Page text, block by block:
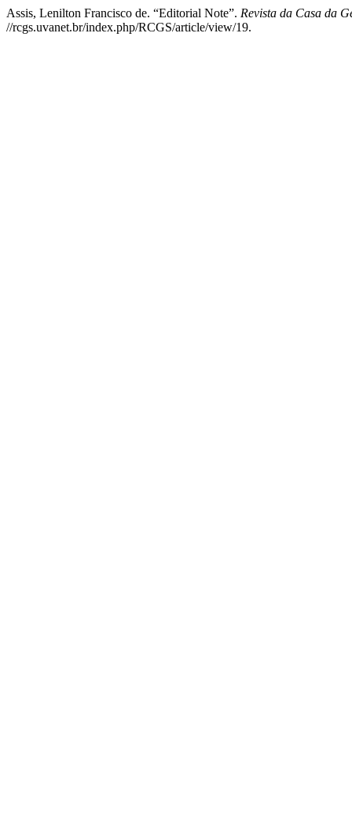
Assis, Lenilton Francisco de. “Editorial Note”. Revista da Casa da
//rcgs.uvanet.br/index.php/RCGS/article/view/19.